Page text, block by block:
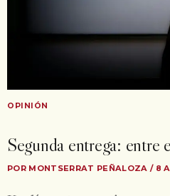
OPINIÓN
Segunda entrega: entre
POR MONTSERRAT PEÑALOZA / 8